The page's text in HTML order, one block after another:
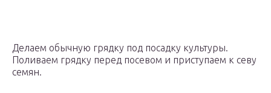
Делаем обычную грядку под посадку культуры.
Поливаем грядку перед посевом и приступаем к севу
семян.